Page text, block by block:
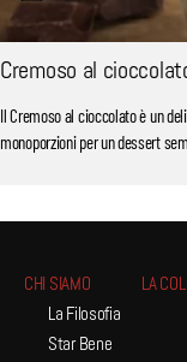
Cremoso al
Il Cremoso al cioccolato è un
monoporzioni per un dessert
CHI SIAMO
La Filosofia
Star Bene
LA